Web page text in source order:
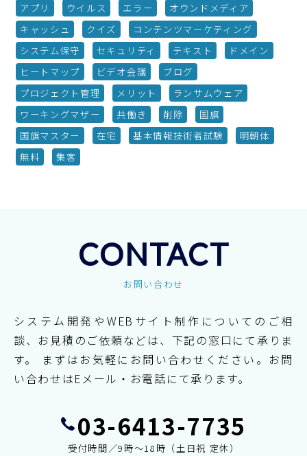
アプリ
ウイルス エラー
オウンドメディア
キャッシュ
クイズ
コンテンツマーケティング
システム保守
セキュリティ テキスト
ドメイン
ヒートマップ
ビデオ会議
ブログ
プロジェクト管理
メリット
ランサムウェア
ワーキングマザー
共働き 削除
国旗
国旗マスター
在宅 基本情報技術者試験
明朝体
無料
集客
CONTACT
お問い合わせ
システム開発やWEBサイト制作についてのご相
談、お見積のご依頼などは、下記の窓口にて承りま
す。
まずはお気軽にお問い合わせください。お問
い合わせはEメール・お電話にて承ります。
03-6413-7735
受付時間／9時～18時（土日祝 定休）